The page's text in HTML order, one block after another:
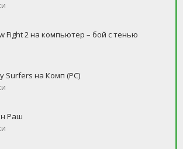
Fight 2 на компьютер – бой с тенью
Surfers на Комп (PC)
Раш